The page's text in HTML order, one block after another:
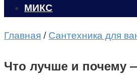
МИКС
Главная / Сантехника для
Что лучше и почему